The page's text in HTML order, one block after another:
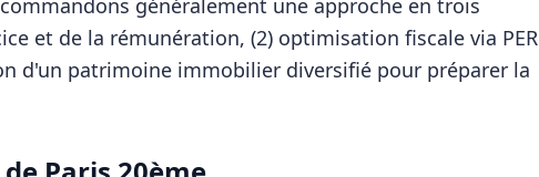
généralement une approche en trois
et de la rémunération, (2) optimisation fiscale via PER
d'un patrimoine immobilier diversifié pour préparer la